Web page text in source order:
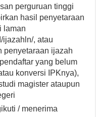
perguruan tinggi
hasil penyetaraan
laman
ijazahln/, atau
penyetaraan ijazah
yang belum
konversi IPKnya),
magister ataupun
/ menerima